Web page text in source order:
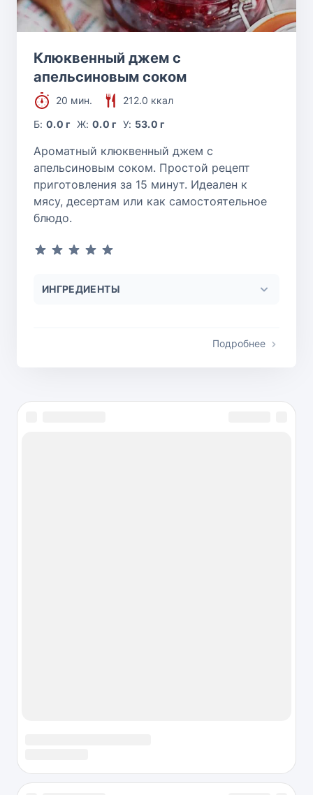
Клюквенный джем с
апельсиновым соком
20 мин.
212.0 ккал
Б:0.0 г Ж: 0.0 г У: 53.0 г
Ароматный клюквенный джем с
апельсиновым соком. Простой рецепт
приготовления за 15 минут. Идеален к
мясу, десертам или как самостоятельное
блюдо.
ИНГРЕДИЕНТЫ
Подробнее